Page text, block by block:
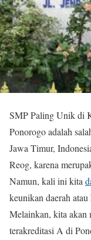
SMP Paling Unik di
Ponorogo adalah
Jawa Timur,
Reog, karena
Namun, kali ini kita
keunikan daerah
Melainkan, kita akan
terakreditasi A di